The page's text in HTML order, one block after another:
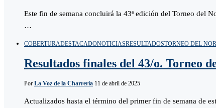
Este fin de semana concluirá la 43ª edición del Torneo del
…
COBERTURADESTACADONOTICIASRESULTADOSTORNEO DEL
Resultados finales del 43/o. Torneo
Por La Voz de la Charreria 11 de abril de 2025
Actualizados hasta el término del primer fin de semana de